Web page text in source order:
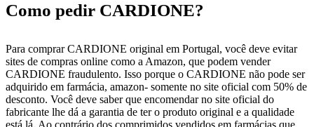
Como pedir CARDIONE?
Para comprar CARDIONE original em Portugal, você deve evitar
sites de compras online como a Amazon, que podem vender
CARDIONE fraudulento. Isso porque o CARDIONE não pode ser
adquirido em farmácia, amazon- somente no site oficial com 50% de
desconto. Você deve saber que encomendar no site oficial do
fabricante lhe dá a garantia de ter o produto original e a qualidade
está lá. Ao contrário dos comprimidos vendidos em farmácias que